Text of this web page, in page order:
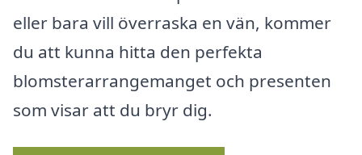
eller bara vill överraska en vän, kommer
du att kunna hitta den perfekta
blomsterarrangemanget och presenten
som visar att du bryr dig.